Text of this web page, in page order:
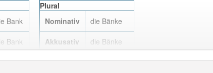
Bank
Bank
Bank
Plural
Nominativ
die Bänke
Akkusativ die Bänke
Dativ den Bänken